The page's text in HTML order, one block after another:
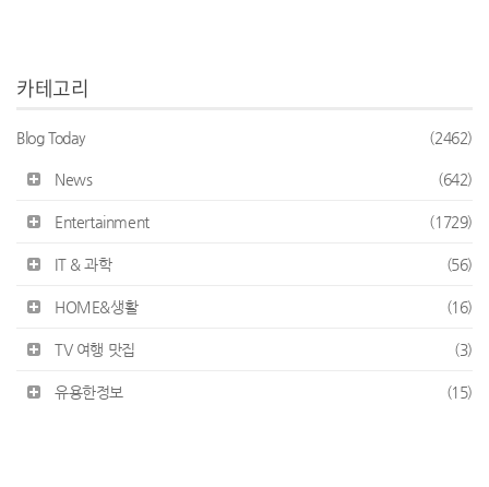
카테고리
Blog Today (2462)
News (642)
Entertainment (1729)
IT & 과학 (56)
HOME&생활 (16)
TV 여행 맛집 (3)
유용한정보 (15)